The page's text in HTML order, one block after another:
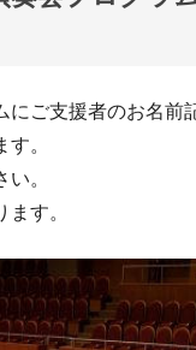
にご支援者のお名
。
。
す。